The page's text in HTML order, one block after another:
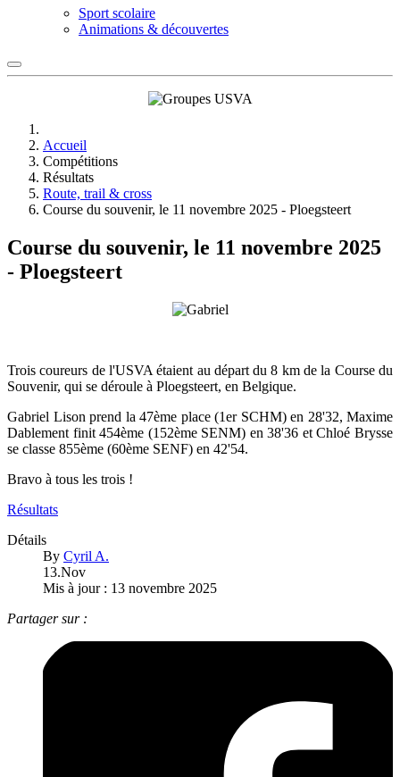
Sport scolaire
Animations & découvertes
Accueil
Compétitions
Résultats
Route, trail & cross
Course du souvenir, le 11 novembre 2025 - Ploegsteert
Course du souvenir, le 11 novembre 2025
- Ploegsteert
Trois coureurs de l'USVA étaient au départ du 8 km de la Course du
Souvenir, qui se déroule à Ploegsteert, en Belgique.
Gabriel Lison prend la 47ème place (1er SCHM) en 28'32, Maxime
Dablement finit 454ème (152ème SENM) en 38'36 et Chloé Brysse
se classe 855ème (60ème SENF) en 42'54.
Bravo à tous les trois !
Résultats
Détails
By Cyril A.
13.Nov
Mis à jour : 13 novembre 2025
Partager sur :